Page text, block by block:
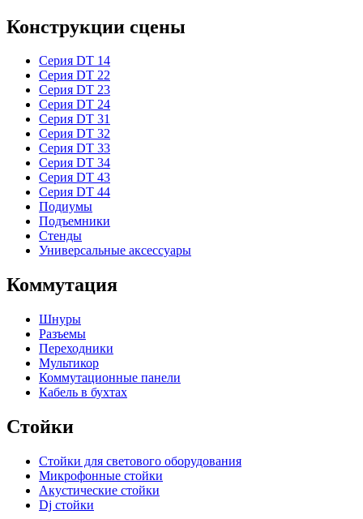
Конструкции сцены
Серия DT 14
Серия DT 22
Серия DT 23
Серия DT 24
Серия DT 31
Серия DT 32
Серия DT 33
Серия DT 34
Серия DT 43
Серия DT 44
Подиумы
Подъемники
Стенды
Универсальные аксессуары
Коммутация
Шнуры
Разъемы
Переходники
Мультикор
Коммутационные панели
Кабель в бухтах
Стойки
Стойки для светового оборудования
Микрофонные стойки
Акустические стойки
Dj стойки